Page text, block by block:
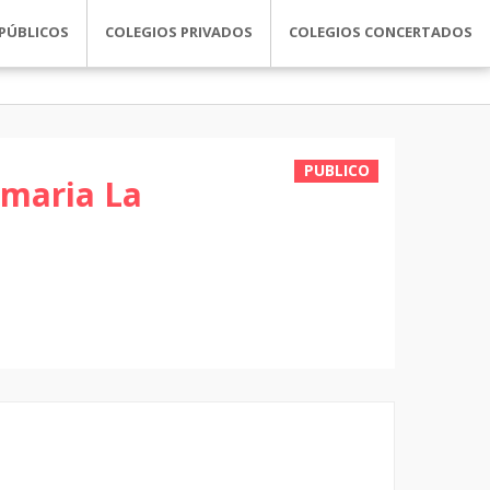
COLEGIOS PRIVADOS COLEGIOS CONCERTADOS
PUBLICO
La